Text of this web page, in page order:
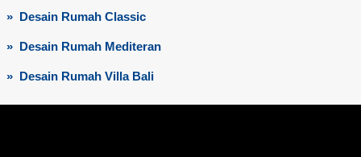
» Desain Rumah Classic
» Desain Rumah Mediteran
» Desain Rumah Villa Bali